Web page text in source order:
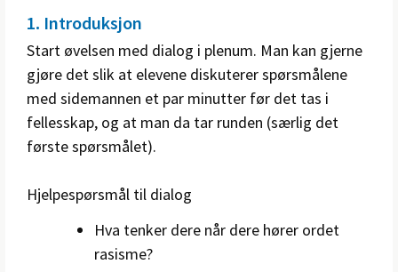
1. Introduksjon
Start øvelsen med dialog i plenum. Man kan gjerne
gjøre det slik at elevene diskuterer spørsmålene
med sidemannen et par minutter før det tas i
fellesskap, og at man da tar runden (særlig det
første spørsmålet).
Hjelpespørsmål til dialog
Hva tenker dere når dere hører ordet
rasisme?